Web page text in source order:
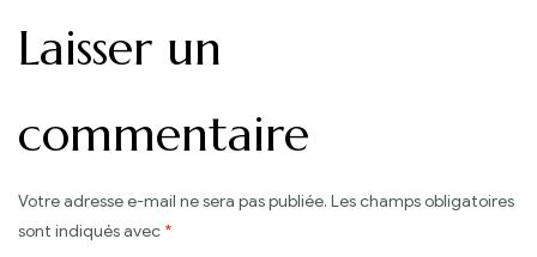
Laisser un
commentaire
Votre adresse e-mail ne sera pas publiée. Les champs obligatoires
sont indiqués avec *